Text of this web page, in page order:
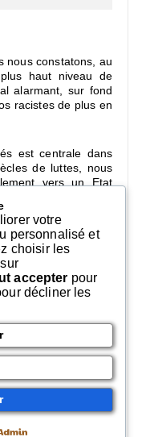
nous constatons, au
haut niveau de
alarmant, sur fond
racistes de plus en
est centrale dans
de luttes, nous
vers un Etat
aux attaques contre
policières,
se multiplient, nous
de construire une
l’alliance des
et attentatoire
plus de 80
collectifs
appellent à
manifestation et de
le samedi 12
votre
personnalisé et
choisir les
accepter pour
décliner les